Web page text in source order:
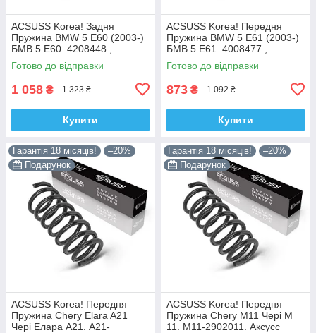
ACSUSS Korea! Задня
Пружина BMW 5 E60 (2003-)
БМВ 5 Е60. 4208448 ,
RC6693 , 996975. Аксусс
Корея
Готово до відправки
1 058 ₴ 1 323 ₴
Купити
ACSUSS Korea! Передня
Пружина BMW 5 E61 (2003-)
БМВ 5 Е61. 4008477 ,
RH3905. Аксусс Корея
Готово до відправки
873 ₴ 1 092 ₴
Купити
Гарантія 18 місяців!
–20%
Подарунок
ACSUSS Korea! Передня
Пружина Chery Elara A21
Чері Елара А21. A21-
Гарантія 18 місяців!
–20%
Подарунок
ACSUSS Korea! Передня
Пружина Chery M11 Чері М
11. M11-2902011. Аксусс